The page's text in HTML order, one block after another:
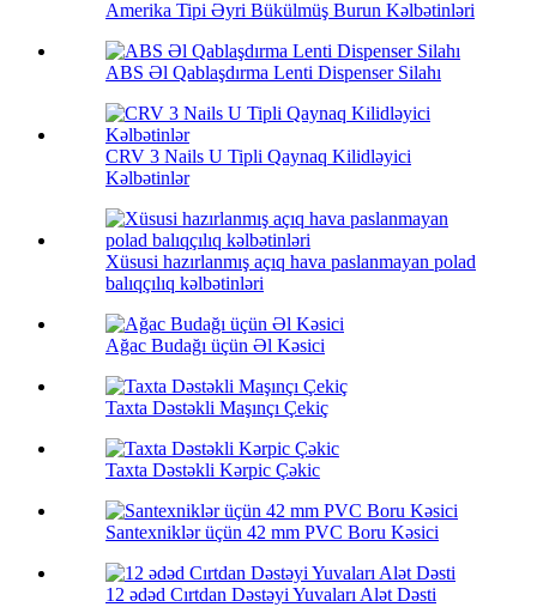
Amerika Tipi Əyri Bükülmüş Burun Kəlbətinləri
ABS Əl Qablaşdırma Lenti Dispenser Silahı
CRV 3 Nails U Tipli Qaynaq Kilidləyici
Kəlbətinlər
Xüsusi hazırlanmış açıq hava paslanmayan polad
balıqçılıq kəlbətinləri
Ağac Budağı üçün Əl Kəsici
Taxta Dəstəkli Maşınçı Çekiç
Taxta Dəstəkli Kərpic Çəkic
Santexniklər üçün 42 mm PVC Boru Kəsici
12 ədəd Cırtdan Dəstəyi Yuvaları Alət Dəsti